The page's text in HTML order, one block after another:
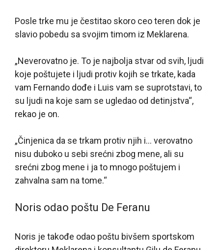
Posle trke mu je čestitao skoro ceo teren dok je
slavio pobedu sa svojim timom iz Meklarena.
„Neverovatno je. To je najbolja stvar od svih, ljudi
koje poštujete i ljudi protiv kojih se trkate, kada
vam Fernando dođe i Luis vam se suprotstavi, to
su ljudi na koje sam se ugledao od detinjstva“,
rekao je on.
„Činjenica da se trkam protiv njih i… verovatno
nisu duboko u sebi srećni zbog mene, ali su
srećni zbog mene i ja to mnogo poštujem i
zahvalna sam na tome.“
Noris odao poštu De Feranu
Noris je takođe odao poštu bivšem sportskom